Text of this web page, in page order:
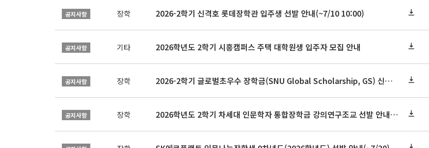
공지사항 장학 2026-2학기 신격호 롯데장학관 입주생 선발 안내(~7/10 10:00)
공지사항 기타 2026학년도 2학기 시흥캠퍼스 주택 대학원생 입주자 모집 안내
공지사항 장학 2026-2학기 글로벌초우수 장학금(SNU Global Scholarship, GS) 신청 안내(~7/12 23:00)
공지사항 장학 2026학년도 2학기 차세대 인문학자 통합장학금 강의연구조교 선발 안내(~7/8)